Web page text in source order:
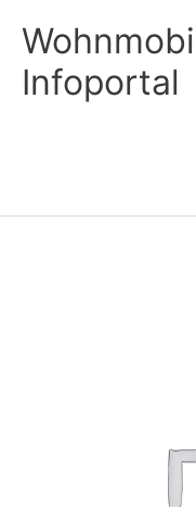
Inhalt
springen
Infoportal